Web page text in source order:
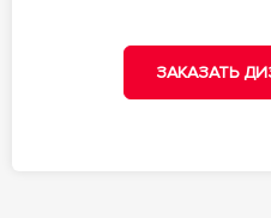
ЗАКАЗАТЬ